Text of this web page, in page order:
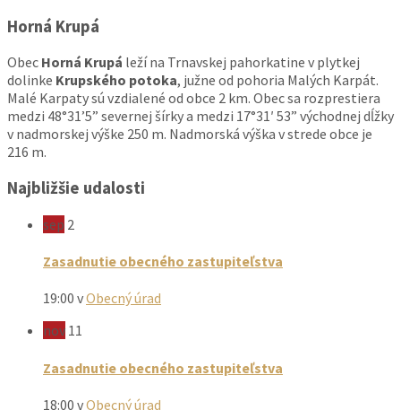
Horná Krupá
Obec Horná Krupá leží na Trnavskej pahorkatine v plytkej
dolinke Krupského potoka, južne od pohoria Malých Karpát.
Malé Karpaty sú vzdialené od obce 2 km. Obec sa rozprestiera
medzi 48°31’5” severnej šírky a medzi 17°31′ 53” východnej dĺžky
v nadmorskej výške 250 m. Nadmorská výška v strede obce je
216 m.
Najbližšie udalosti
sep 2
Zasadnutie obecného zastupiteľstva
19:00 vObecný úrad
nov 11
Zasadnutie obecného zastupiteľstva
18:00 vObecný úrad